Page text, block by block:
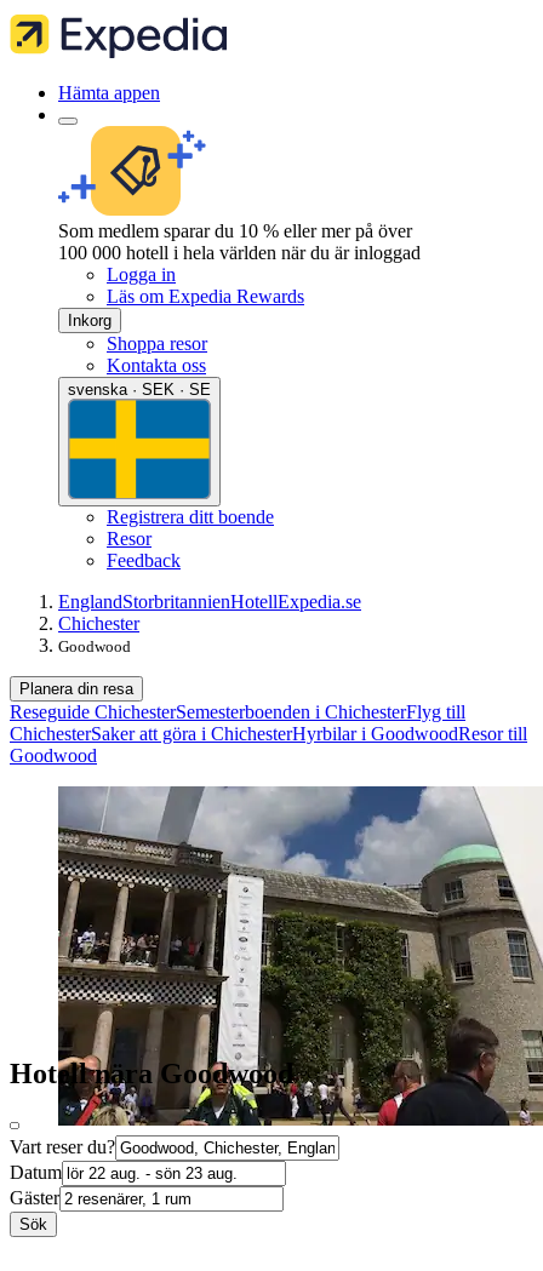
Hämta appen
Som medlem sparar du 10 % eller mer på över
100 000 hotell i hela världen när du är inloggad
Logga in
Läs om Expedia Rewards
Inkorg
Shoppa resor
Kontakta oss
svenska · SEK · SE
Registrera ditt boende
Resor
Feedback
EnglandStorbritannienHotellExpedia.se
Chichester
Goodwood
Planera din resa
Reseguide ChichesterSemesterboenden i ChichesterFlyg till
ChichesterSaker att göra i ChichesterHyrbilar i GoodwoodResor till
Goodwood
Hotell nära Goodwood
Vart reser du?
Datum
Gäster
Sök